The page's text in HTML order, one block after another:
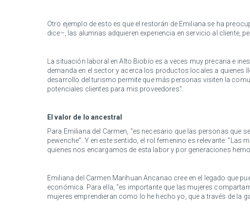
Otro ejemplo de esto es que el restorán de Emiliana se ha
dice–, las alumnas adquieren experiencia en servicio al cliente,
La situación laboral en Alto Biobío es a veces muy precaria e
demanda en el sector y acerca los productos locales a quienes
desarrollo del turismo permite que más personas visiten la
potenciales clientes para mis proveedores”.
El valor de lo ancestral
Para Emiliana del Carmen, “es necesario que las personas
pewenche”. Y en este sentido, el rol femenino es relevante:
quienes nos encargamos de esta labor y por generaciones
Emiliana del Carmen Marihuan Ancanao cree en el legado que
económica. Para ella, “es importante que las mujeres
mujeres emprendieran como lo he hecho yo, que a través de la